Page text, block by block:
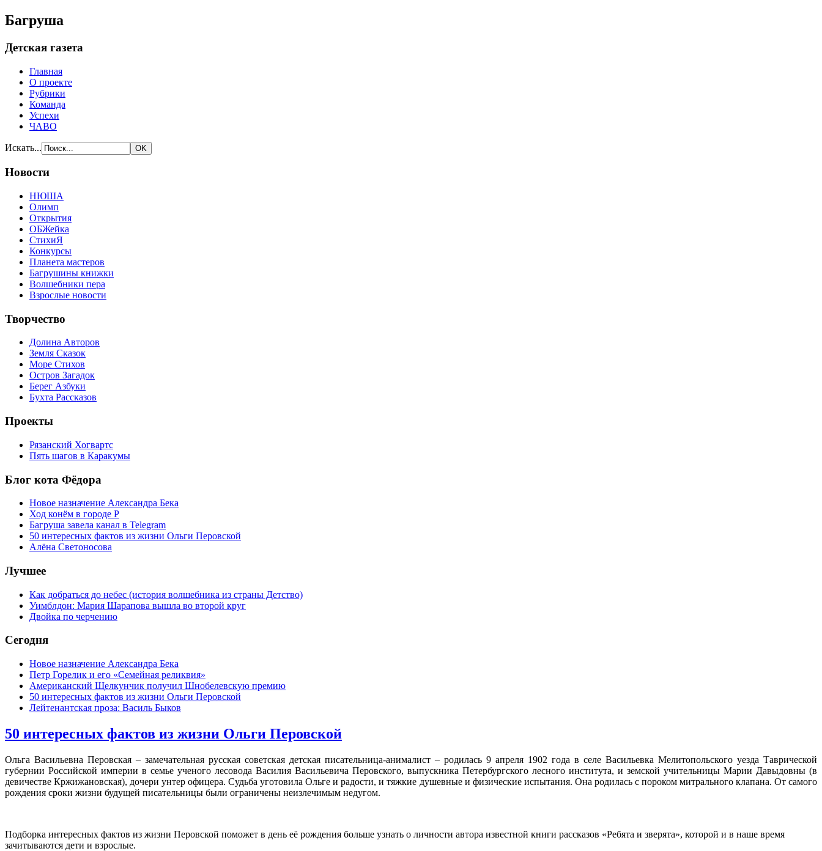
Багруша
Детская газета
Главная
О проекте
Рубрики
Команда
Успехи
ЧАВО
Искать...
Новости
НЮША
Олимп
Открытия
ОБЖейка
СтихиЯ
Конкурсы
Планета мастеров
Багрушины книжки
Волшебники пера
Взрослые новости
Творчество
Долина Авторов
Земля Сказок
Море Стихов
Остров Загадок
Берег Азбуки
Бухта Рассказов
Проекты
Рязанский Хогвартс
Пять шагов в Каракумы
Блог кота Фёдора
Новое назначение Александра Бека
Ход конём в городе Р
Багруша завела канал в Telegram
50 интересных фактов из жизни Ольги Перовской
Алёна Светоносова
Лучшее
Как добраться до небес (история волшебника из страны Детство)
Уимблдон: Мария Шарапова вышла во второй круг
Двойка по черчению
Сегодня
Новое назначение Александра Бека
Петр Горелик и его «Семейная реликвия»
Американский Щелкунчик получил Шнобелевскую премию
50 интересных фактов из жизни Ольги Перовской
Лейтенантская проза: Василь Быков
50 интересных фактов из жизни Ольги Перовской
Ольга Васильевна Перовская – замечательная русская советская детская писательница-анималист – родилась 9 апреля 1902 года в селе Васильевка Мелитопольского уезда Таврической
губернии Российской империи в семье ученого лесовода Василия Васильевича Перовского, выпускника Петербургского лесного института, и земской учительницы Марии Давыдовны (в
девичестве Кржижановская), дочери унтер офицера. Судьба уготовила Ольге и радости, и тяжкие душевные и физические испытания. Она родилась с пороком митрального клапана. От самого
рождения сроки жизни будущей писательницы были ограничены неизлечимым недугом.
Подборка интересных фактов из жизни Перовской поможет в день её рождения больше узнать о личности автора известной книги рассказов «Ребята и зверята», которой и в наше время
зачитываются дети и взрослые.